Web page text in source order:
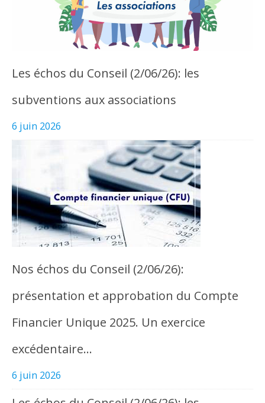
Les échos du Conseil (2/06/26): les
subventions aux associations
6 juin 2026
Nos échos du Conseil (2/06/26):
présentation et approbation du Compte
Financier Unique 2025. Un exercice
excédentaire…
6 juin 2026